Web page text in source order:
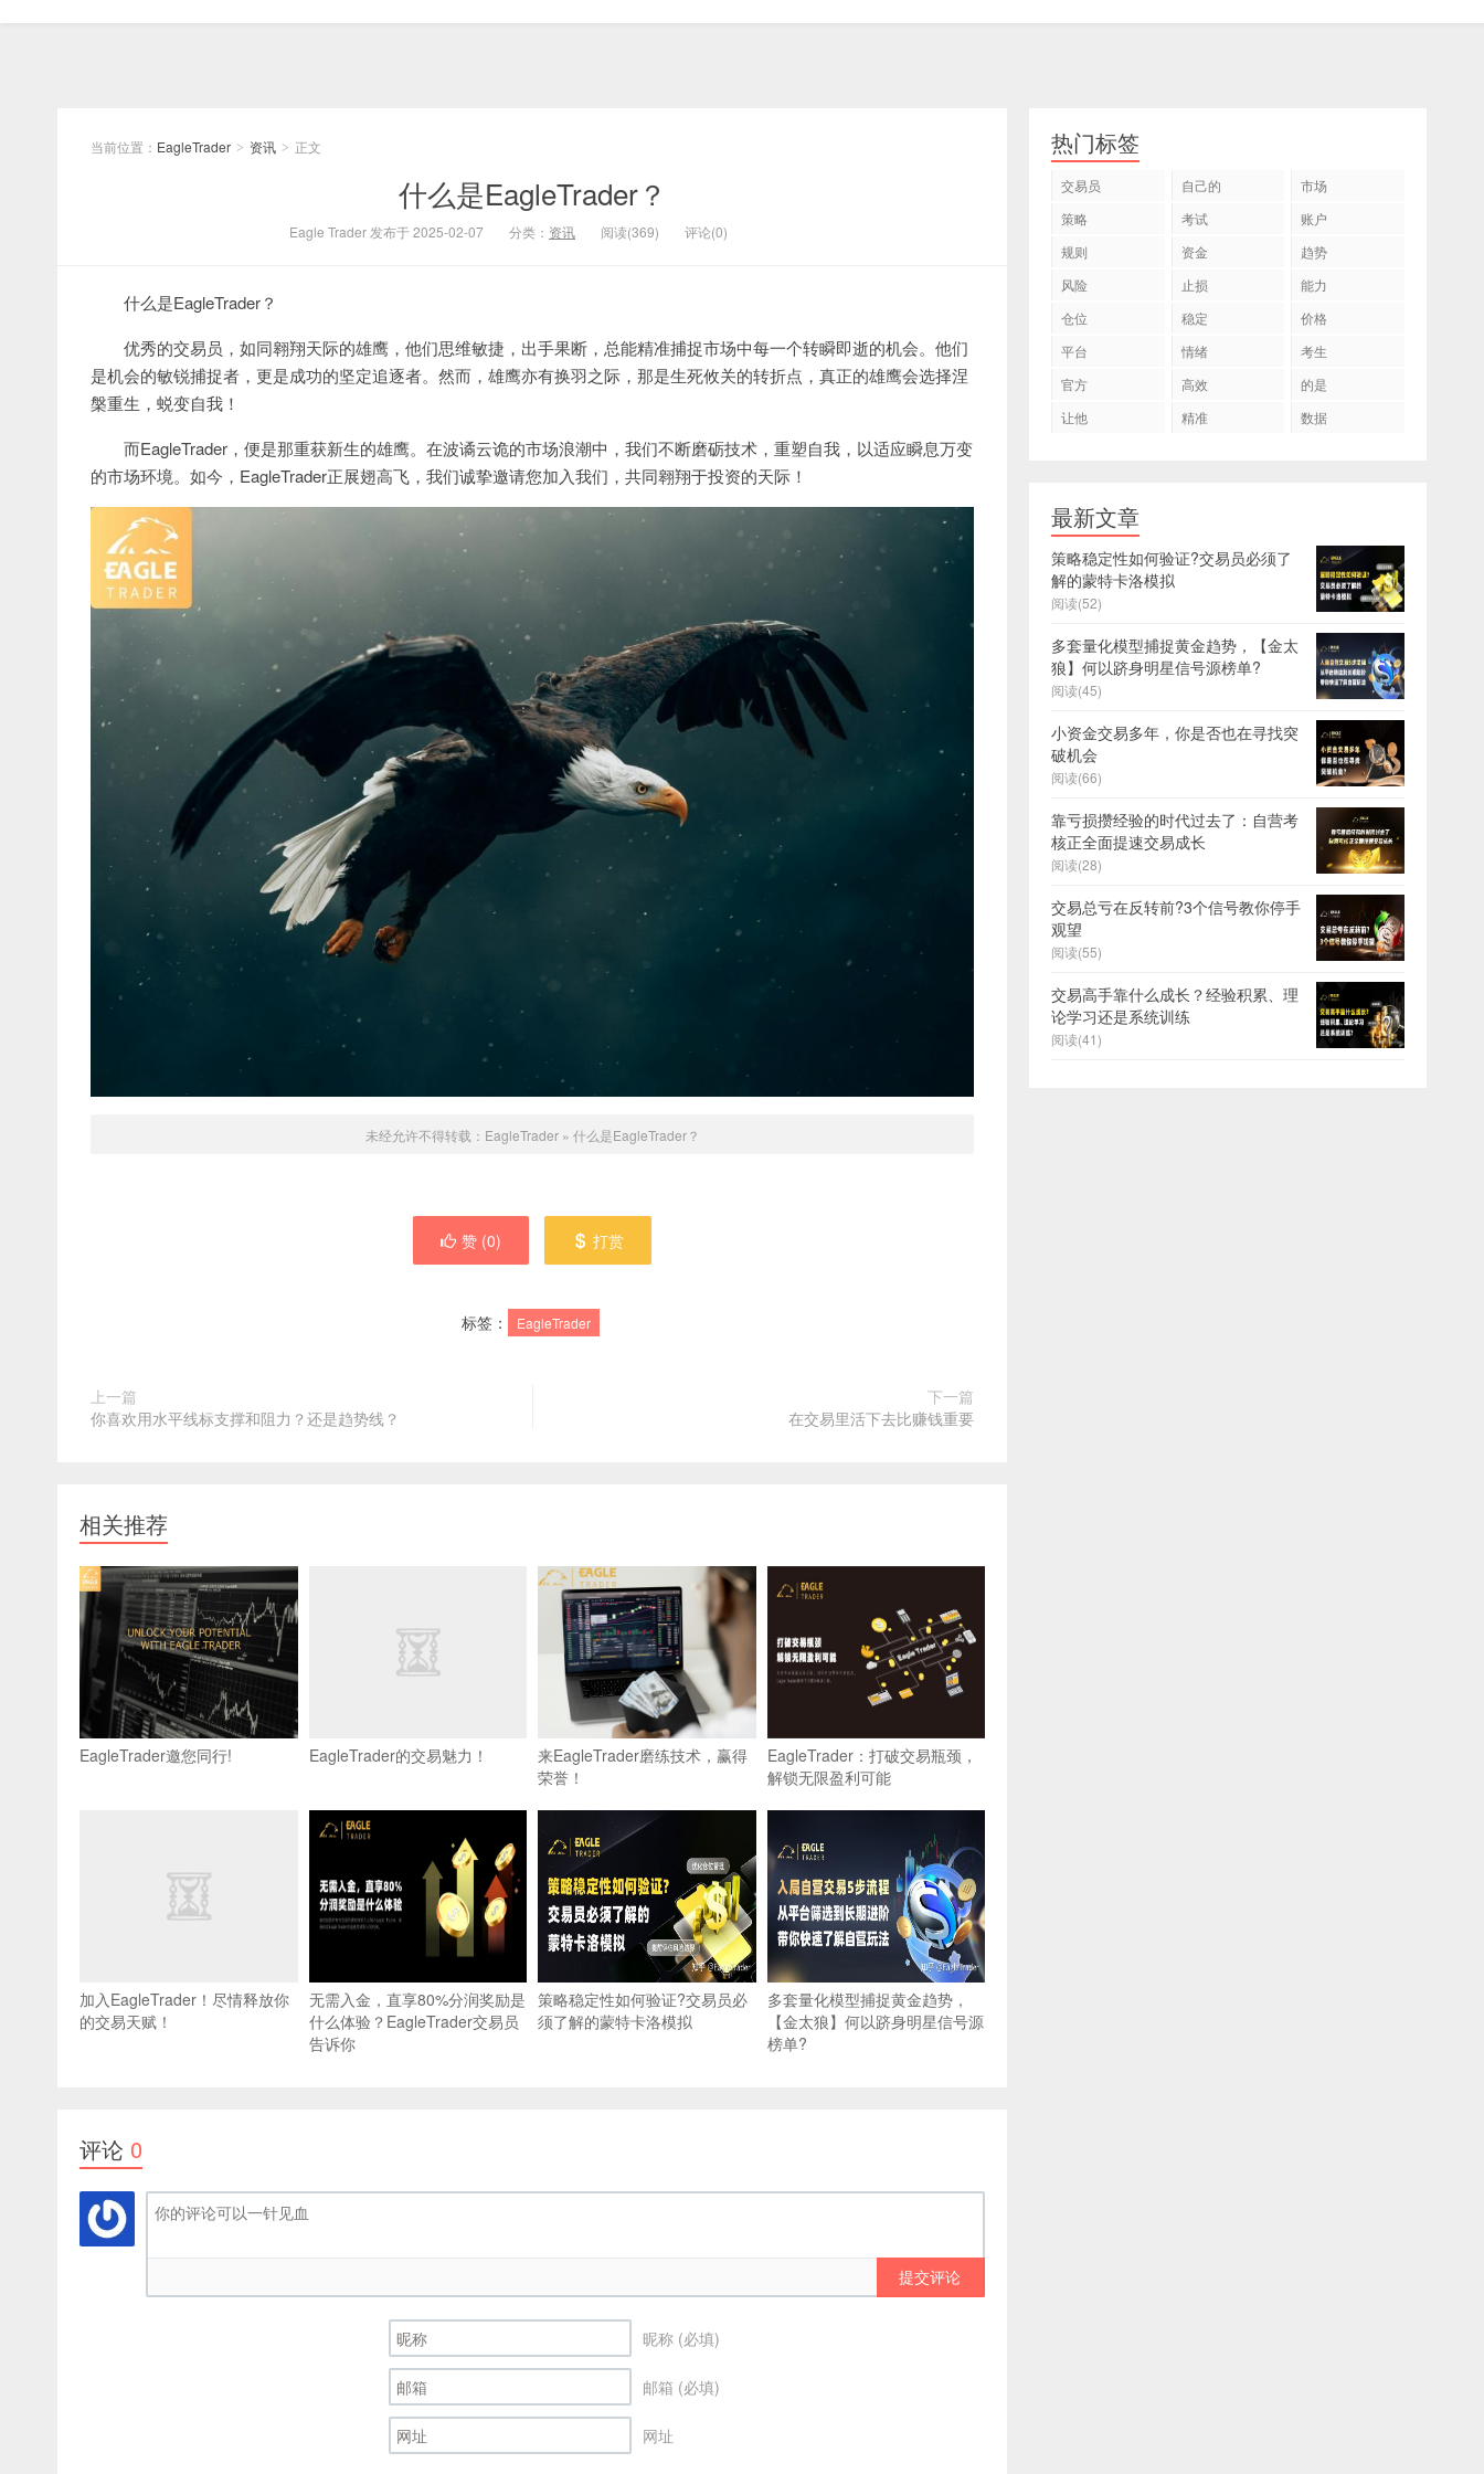
当前位置： EagleTrader > 资讯 > 正文
​什么是EagleTrader？
Eagle Trader 发布于 2025-02-07 分类： 资讯 阅读(369) 评论(0)
什么是EagleTrader？
优秀的交易员，如同翱翔天际的雄鹰，他们思维敏捷，出手果断，总能精准捕捉市场中每一个转瞬即逝的机会。他们
是机会的敏锐捕捉者，更是成功的坚定追逐者。然而，雄鹰亦有换羽之际，那是生死攸关的转折点，真正的雄鹰会选择涅
槃重生，蜕变自我！
而EagleTrader，便是那重获新生的雄鹰。在波谲云诡的市场浪潮中，我们不断磨砺技术，重塑自我，以适应瞬息万变
的市场环境。如今，EagleTrader正展翅高飞，我们诚挚邀请您加入我们，共同翱翔于投资的天际！
未经允许不得转载： EagleTrader» ​什么是EagleTrader？
赞 (0) 打赏
标签： EagleTrader
上一篇
你喜欢用水平线标支撑和阻力？还是趋势线？
下一篇
在交易里活下去比赚钱重要
相关推荐
EagleTrader邀您同行! EagleTrader的交易魅力！
来EagleTrader磨练技术，赢得
荣誉！
EagleTrader：打破交易瓶颈，
解锁无限盈利可能
加入EagleTrader！尽情释放你
的交易天赋！
无需入金，直享80%分润奖励是
什么体验？EagleTrader交易员
告诉你
策略稳定性如何验证?交易员必
须了解的蒙特卡洛模拟
多套量化模型捕捉黄金趋势，
【金太狼】何以跻身明星信号源
榜单?
评论 0
提交评论
昵称 (必填)
邮箱 (必填)
网址
热门标签
交易员 自己的
市场
策略
考试
账户
规则
资金
趋势
风险
止损
能力
仓位
稳定
价格
平台
情绪
考生
官方
高效
的是
让他
精准 数据
最新文章
策略稳定性如何验证?交易员必须了
解的蒙特卡洛模拟
阅读(52)
多套量化模型捕捉黄金趋势，【金太
狼】何以跻身明星信号源榜单?
阅读(45)
小资金交易多年，你是否也在寻找突
破机会
阅读(66)
靠亏损攒经验的时代过去了：自营考
核正全面提速交易成长
阅读(28)
交易总亏在反转前?3个信号教你停手
观望
阅读(55)
交易高手靠什么成长？经验积累、理
论学习还是系统训练
阅读(41)